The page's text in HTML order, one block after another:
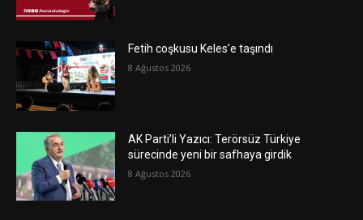
Fetih coşkusu Keles’e taşındı
8 Ağustos 2026
AK Parti’li Yazıcı: Terörsüz Türkiye
sürecinde yeni bir safhaya girdik
8 Ağustos 2026